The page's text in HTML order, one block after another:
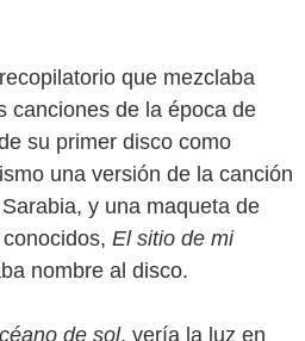
que mezclaba
canciones de la época de
su primer disco como
una versión de la canción
y una maqueta de
El sitio de mi
nombre al disco.
de sol, vería la luz en